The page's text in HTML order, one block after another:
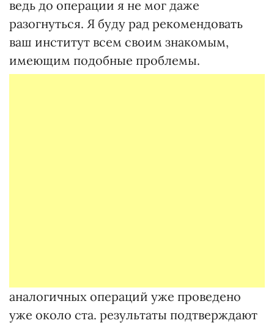
ведь до операции я не мог даже
разогнуться. Я буду рад рекомендовать
ваш институт всем своим знакомым,
имеющим подобные проблемы.
аналогичных операций уже проведено
уже около ста. результаты подтверждают